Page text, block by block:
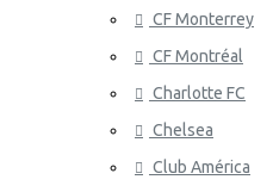
Marokko
Uusi-Seelanti
Nigeria
CF Monterrey
CF Montréal
Charlotte FC
Chelsea
Club América